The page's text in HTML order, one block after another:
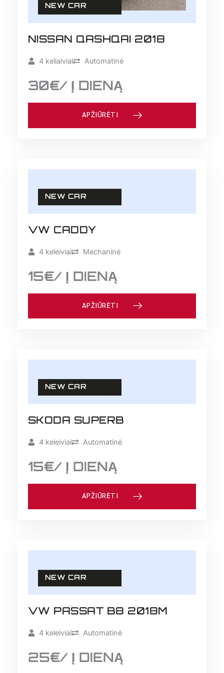
NEW CAR
NISSAN QASHQAI 2018
4 keliaiviai Automatinė
30€/ Į DIENĄ
APŽIŪRĖTI
NEW CAR
VW CADDY
4 keleiviai Mechaninė
15€/ Į DIENĄ
APŽIŪRĖTI
NEW CAR
SKODA SUPERB
4 keleiviai Automatinė
15€/ Į DIENĄ
APŽIŪRĖTI
NEW CAR
VW PASSAT B8 2018M
4 keleiviai Automatinė
25€/ Į DIENĄ